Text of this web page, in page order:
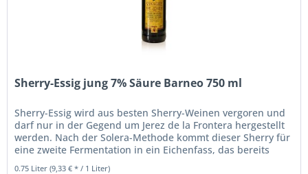
Sherry-Essig jung 7% Säure Barneo 750 ml
Sherry-Essig wird aus besten Sherry-Weinen vergoren und
darf nur in der Gegend um Jerez de la Frontera hergestellt
werden. Nach der Solera-Methode kommt dieser Sherry für
eine zweite Fermentation in ein Eichenfass, das bereits
0.75 Liter(9,33 € * / 1 Liter)